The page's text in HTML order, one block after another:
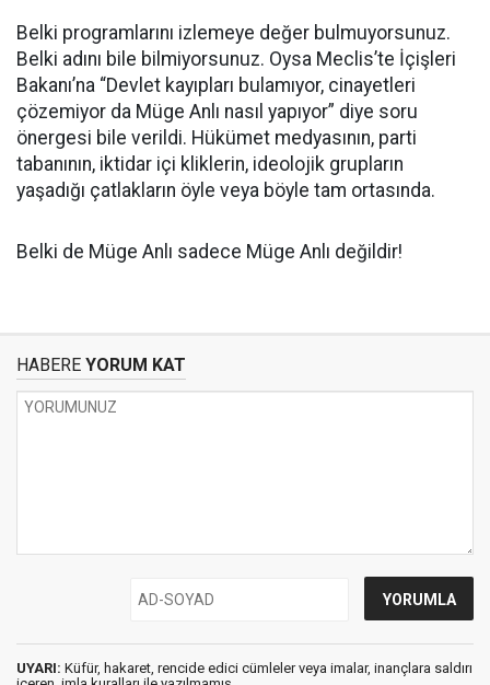
Belki programlarını izlemeye değer bulmuyorsunuz.
Belki adını bile bilmiyorsunuz. Oysa Meclis’te İçişleri
Bakanı’na “Devlet kayıpları bulamıyor, cinayetleri
çözemiyor da Müge Anlı nasıl yapıyor” diye soru
önergesi bile verildi. Hükümet medyasının, parti
tabanının, iktidar içi kliklerin, ideolojik grupların
yaşadığı çatlakların öyle veya böyle tam ortasında.
Belki de Müge Anlı sadece Müge Anlı değildir!
HABERE YORUM KAT
UYARI: Küfür, hakaret, rencide edici cümleler veya imalar, inançlara saldırı